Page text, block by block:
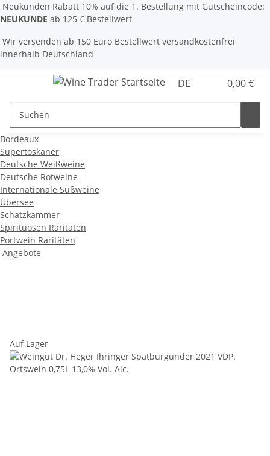
Neukunden Rabatt 10% auf die 1. Bestellung mit Gutscheincode:
NEUKUNDE ab 125 € Bestellwert
Wir versenden ab 150 Euro Bestellwert versandkostenfrei
innerhalb Deutschland
DE 0,00 €
Bordeaux
Supertoskaner
Deutsche Weißweine
Deutsche Rotweine
Internationale Süßweine
Übersee
Schatzkammer
Spirituosen Raritäten
Portwein Raritäten
Angebote
Auf Lager